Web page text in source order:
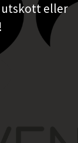
utskott eller